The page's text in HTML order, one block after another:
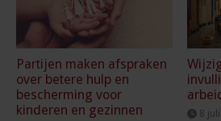
Partijen maken afspraken
over betere hulp en
bescherming voor
kinderen en gezinnen
8